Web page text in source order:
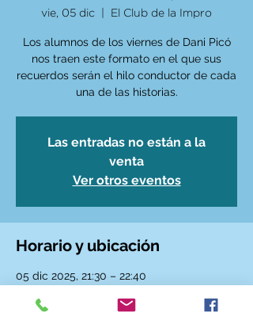
vie, 05 dic El Club de la Impro
Los alumnos de los viernes de Dani Picó
nos traen este formato en el que sus
recuerdos serán el hilo conductor de cada
Las entradas no están a la
venta
Ver otros eventos
Horario y ubicación
05 dic 2025, 21:30 – 22:40
Centro, 28005 Madrid, España